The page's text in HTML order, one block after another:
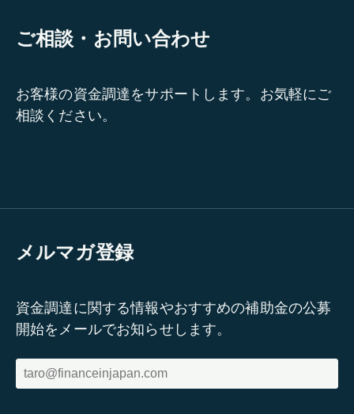
ご相談・お問い合わせ
お客様の資金調達をサポートします。お気軽にご
相談ください。
メルマガ登録
資金調達に関する情報やおすすめの補助金の公募
開始をメールでお知らせします。